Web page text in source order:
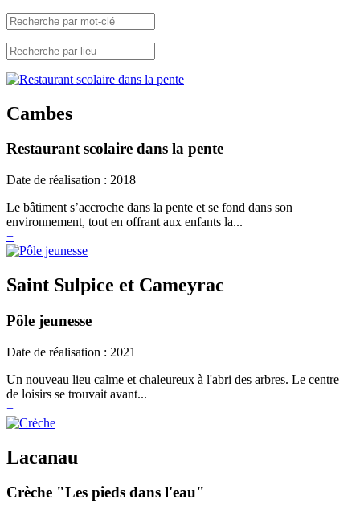
Cambes
Restaurant scolaire dans la pente
Date de réalisation : 2018
Le bâtiment s’accroche dans la pente et se fond dans son
environnement, tout en offrant aux enfants la...
+
Saint Sulpice et Cameyrac
Pôle jeunesse
Date de réalisation : 2021
Un nouveau lieu calme et chaleureux à l'abri des arbres. Le centre
de loisirs se trouvait avant...
+
Lacanau
Crèche "Les pieds dans l'eau"